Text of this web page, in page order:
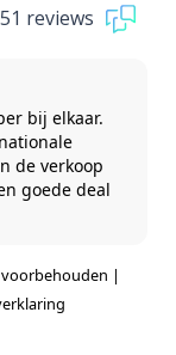
51 reviews
bij elkaar.
de verkoop
goede deal
|